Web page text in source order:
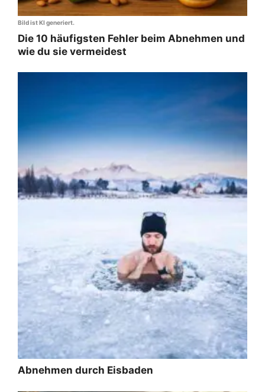
Bild ist KI generiert.
Die 10 häufigsten Fehler beim Abnehmen und
wie du sie vermeidest
Abnehmen durch Eisbaden